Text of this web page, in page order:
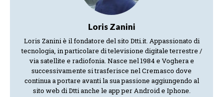
Loris Zanini
Loris Zanini è il fondatore del sito Dtti.it. Appassionato di
tecnologia, in particolare di televisione digitale terrestre /
via satellite e radiofonia. Nasce nel 1984 e Voghera e
successivamente si trasferisce nel Cremasco dove
continua a portare avanti la sua passione aggiungendo al
sito web di Dtti anche le app per Android e Iphone.